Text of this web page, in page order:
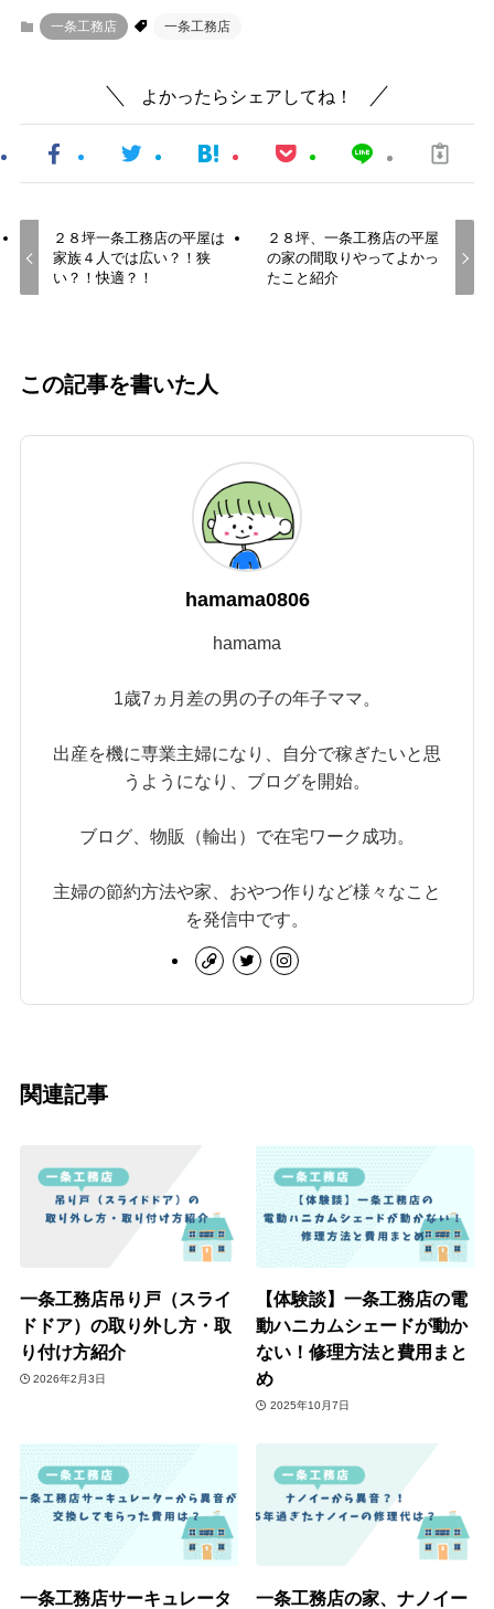
一条工務店 一条工務店
よかったらシェアしてね！
２８坪一条工務店の平屋は
家族４人では広い？！狭
い？！快適？！
２８坪、一条工務店の平屋
の家の間取りやってよかっ
たこと紹介
この記事を書いた人
hamama0806
hamama
1歳7ヵ月差の男の子の年子ママ。
出産を機に専業主婦になり、自分で稼ぎたいと思
うようになり、ブログを開始。
ブログ、物販（輸出）で在宅ワーク成功。
主婦の節約方法や家、おやつ作りなど様々なこと
を発信中です。
関連記事
一条工務店吊り戸（スライ
ドドア）の取り外し方・取
り付け方紹介
2026年2月3日
【体験談】一条工務店の電
動ハニカムシェードが動か
ない！修理方法と費用まと
め
2025年10月7日
一条工務店サーキュレータ
一条工務店の家、ナノイー